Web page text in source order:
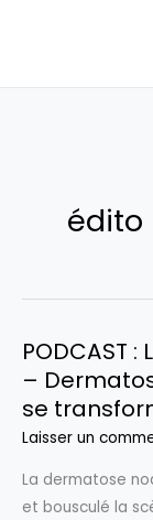
édito
PODCAST
–
se
Laisser un
La dermatose
et bousculé la